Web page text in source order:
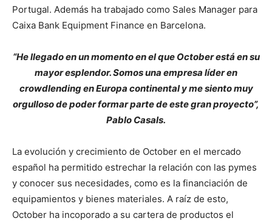
Portugal. Además ha trabajado como Sales Manager para
Caixa Bank Equipment Finance en Barcelona.
“He llegado en un momento en el que October está en su
mayor esplendor. Somos una empresa líder en
crowdlending en Europa continental y me siento muy
orgulloso de poder formar parte de este gran proyecto”,
Pablo Casals.
La evolución y crecimiento de October en el mercado
español ha permitido estrechar la relación con las pymes
y conocer sus necesidades, como es la financiación de
equipamientos y bienes materiales. A raíz de esto,
October ha incoporado a su cartera de productos el